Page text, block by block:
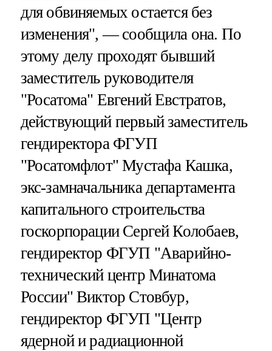
для обвиняемых остается без
изменения", — сообщила она. По
этому делу проходят бывший
заместитель руководителя
"Росатома" Евгений Евстратов,
действующий первый заместитель
гендиректора ФГУП
"Росатомфлот" Мустафа Кашка,
экс-замначальника департамента
капитального строительства
госкорпорации Сергей Колобаев,
гендиректор ФГУП "Аварийно-
технический центр Минатома
России" Виктор Стовбур,
гендиректор ФГУП "Центр
ядерной и радиационной